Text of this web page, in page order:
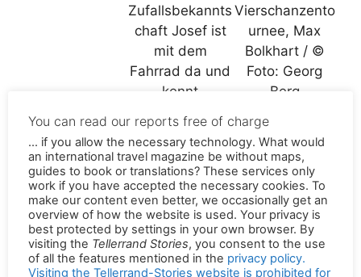
Zufallsbekannts
chaft Josef ist
mit dem
Fahrrad da und
kennt
Historisches
und Lustiges
rund um die
Zoigl-Kultur in
der nördlichen
Oberpfalz / ©
Foto: Georg
Berg
Vierschanzento
urnee, Max
Bolkhart / ©
Foto: Georg
Berg
You can read our reports free of charge
... if you allow the necessary technology. What would
an international travel magazine be without maps,
guides to book or translations? These services only
work if you have accepted the necessary cookies. To
make our content even better, we occasionally get an
overview of how the website is used. Your privacy is
best protected by settings in your own browser. By
visiting the Tellerrand Stories, you consent to the use
of all the features mentioned in the privacy policy.